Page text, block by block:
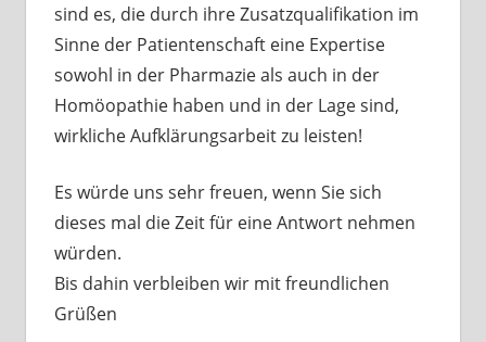
sind es, die durch ihre Zusatzqualifikation im
Sinne der Patientenschaft eine Expertise
sowohl in der Pharmazie als auch in der
Homöopathie haben und in der Lage sind,
wirkliche Aufklärungsarbeit zu leisten!
Es würde uns sehr freuen, wenn Sie sich
dieses mal die Zeit für eine Antwort nehmen
würden.
Bis dahin verbleiben wir mit freundlichen
Grüßen